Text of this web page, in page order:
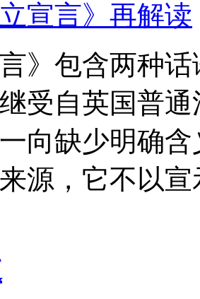
宣言》再解读
言》包含两种
受自英国普
向缺少明确
源，它不以